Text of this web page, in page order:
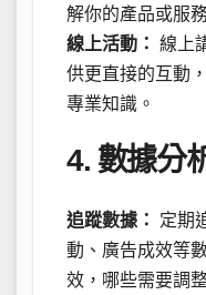
解你的產品或服
線上活動： 線上
供更直接的互動
專業知識。
4. 數據分
追蹤數據：
定期
動、廣告成效等
效，哪些需要調